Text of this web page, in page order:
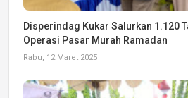
Disperindag Kukar Salurkan 1.120
Operasi Pasar Murah Ramadan
Rabu, 12 Maret 2025